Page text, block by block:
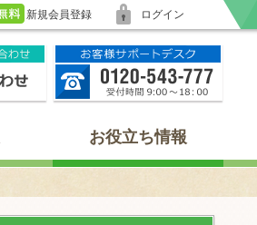
新規会員登録 ログイン
お役立ち情報